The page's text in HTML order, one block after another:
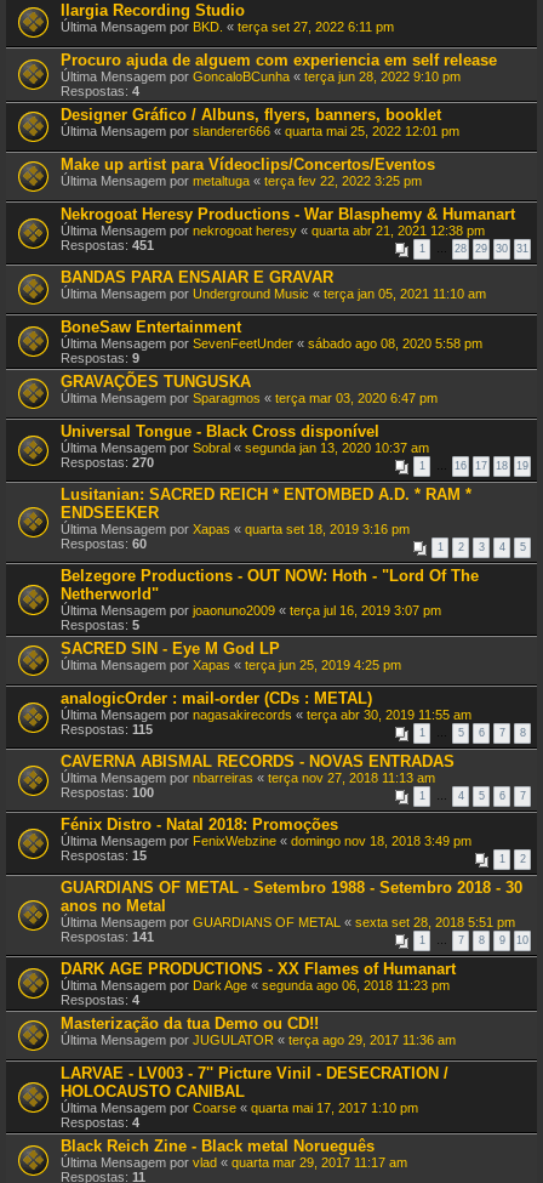
Ilargia Recording Studio
Última Mensagem por BKD. « terça set 27, 2022 6:11 pm
Procuro ajuda de alguem com experiencia em self release
Última Mensagem por GoncaloBCunha « terça jun 28, 2022 9:10 pm
Respostas: 4
Designer Gráfico / Albuns, flyers, banners, booklet
Última Mensagem por slanderer666 « quarta mai 25, 2022 12:01 pm
Make up artist para Vídeoclips/Concertos/Eventos
Última Mensagem por metaltuga « terça fev 22, 2022 3:25 pm
Nekrogoat Heresy Productions - War Blasphemy & Humanart
Última Mensagem por nekrogoat heresy « quarta abr 21, 2021 12:38 pm
Respostas: 451 1 … 28 29 30 31
BANDAS PARA ENSAIAR E GRAVAR
Última Mensagem por Underground Music « terça jan 05, 2021 11:10 am
BoneSaw Entertainment
Última Mensagem por SevenFeetUnder « sábado ago 08, 2020 5:58 pm
Respostas: 9
GRAVAÇÕES TUNGUSKA
Última Mensagem por Sparagmos « terça mar 03, 2020 6:47 pm
Universal Tongue - Black Cross disponível
Última Mensagem por Sobral « segunda jan 13, 2020 10:37 am
Respostas: 270 1 … 16 17 18 19
Lusitanian: SACRED REICH * ENTOMBED A.D. * RAM *
ENDSEEKER
Última Mensagem por Xapas « quarta set 18, 2019 3:16 pm
Respostas: 60 1 2 3 4 5
Belzegore Productions - OUT NOW: Hoth - "Lord Of The
Netherworld"
Última Mensagem por joaonuno2009 « terça jul 16, 2019 3:07 pm
Respostas: 5
SACRED SIN - Eye M God LP
Última Mensagem por Xapas « terça jun 25, 2019 4:25 pm
analogicOrder : mail-order (CDs : METAL)
Última Mensagem por nagasakirecords « terça abr 30, 2019 11:55 am
Respostas: 115 1 … 5 6 7 8
CAVERNA ABISMAL RECORDS - NOVAS ENTRADAS
Última Mensagem por nbarreiras « terça nov 27, 2018 11:13 am
Respostas: 100 1 … 4 5 6 7
Fénix Distro - Natal 2018: Promoções
Última Mensagem por FenixWebzine « domingo nov 18, 2018 3:49 pm
Respostas: 15 1 2
GUARDIANS OF METAL - Setembro 1988 - Setembro 2018 - 30
anos no Metal
Última Mensagem por GUARDIANS OF METAL « sexta set 28, 2018 5:51 pm
Respostas: 141 1 … 7 8 9 10
DARK AGE PRODUCTIONS - XX Flames of Humanart
Última Mensagem por Dark Age « segunda ago 06, 2018 11:23 pm
Respostas: 4
Masterização da tua Demo ou CD!!
Última Mensagem por JUGULATOR « terça ago 29, 2017 11:36 am
LARVAE - LV003 - 7'' Picture Vinil - DESECRATION /
HOLOCAUSTO CANIBAL
Última Mensagem por Coarse « quarta mai 17, 2017 1:10 pm
Respostas: 4
Black Reich Zine - Black metal Norueguês
Última Mensagem por vlad « quarta mar 29, 2017 11:17 am
Respostas: 11